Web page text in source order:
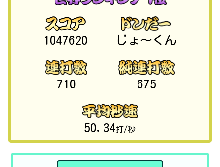
1047620 じょ～くん
710 675
50.34打/秒